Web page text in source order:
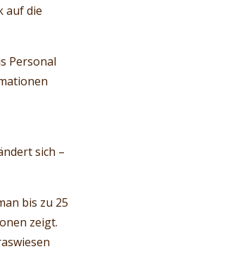
auf die
Personal
sich –
bis zu 25
zeigt.